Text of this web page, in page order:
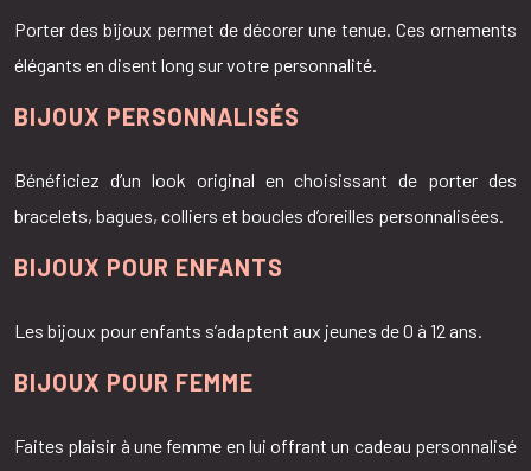
Porter des bijoux permet de décorer une tenue. Ces ornements
élégants en disent long sur votre personnalité.
BIJOUX PERSONNALISÉS
Bénéficiez d’un look original en choisissant de porter des
bracelets, bagues, colliers et boucles d’oreilles personnalisées.
BIJOUX POUR ENFANTS
Les bijoux pour enfants s’adaptent aux jeunes de 0 à 12 ans.
BIJOUX POUR FEMME
Faites plaisir à une femme en lui offrant un cadeau personnalisé